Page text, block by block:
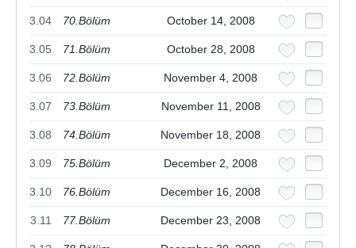
3.04 70.Bölüm October 14, 2008
3.05 71.Bölüm October 28, 2008
3.06 72.Bölüm November 4, 2008
3.07 73.Bölüm November 11, 2008
3.08 74.Bölüm November 18, 2008
3.09 75.Bölüm December 2, 2008
3.10 76.Bölüm December 16, 2008
3.11 77.Bölüm December 23, 2008